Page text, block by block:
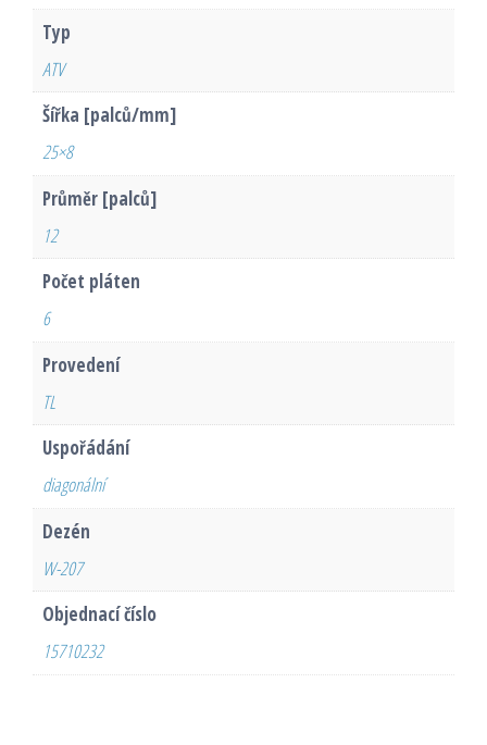
Typ
ATV
Šířka [palců/mm]
25×8
Průměr [palců]
12
Počet pláten
6
Provedení
TL
Uspořádání
diagonální
Dezén
W-207
Objednací číslo
15710232